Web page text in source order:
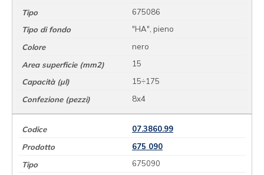
675086
"HA", pieno
nero
15
15÷175
8x4
07.3860.99
675 090
675090